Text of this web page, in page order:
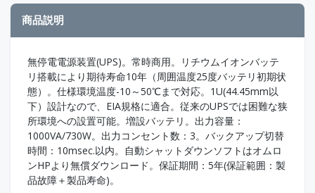
商品説明
無停電電源装置(UPS)。常時商用。リチウムイオンバッテ
リ搭載により期待寿命10年（周囲温度25度バッテリ初期状
態）。仕様環境温度-10～50℃まで対応。1U(44.45mm以
下）設計なので、EIA規格に適合。従来のUPSでは困難な狭
所環境への設置可能。増設バッテリ。出力容量：
1000VA/730W。出力コンセント数：3。バックアップ切替
時間：10msec.以内。自動シャットダウンソフトはオムロ
ンHPより無償ダウンロード。保証期間：5年(保証範囲：製
品故障＋製品寿命)。